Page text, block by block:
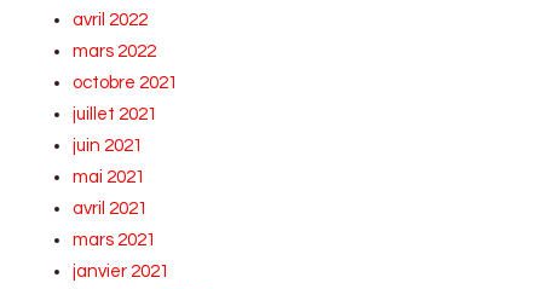
avril 2022
mars 2022
octobre 2021
juillet 2021
juin 2021
mai 2021
avril 2021
mars 2021
janvier 2021